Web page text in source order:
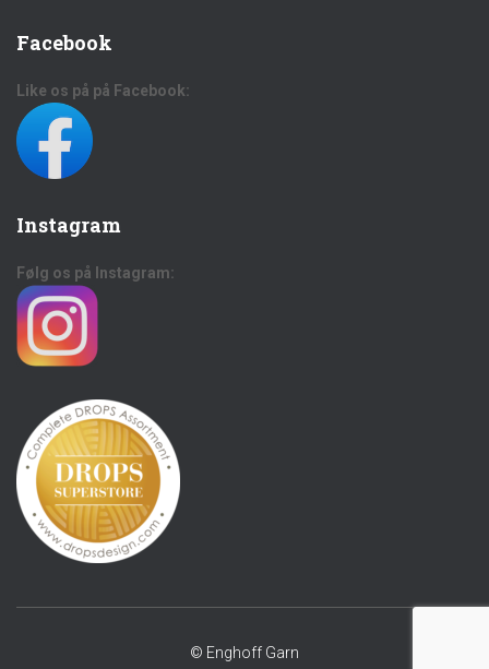
Facebook
Like os på på Facebook:
Instagram
Følg os på Instagram:
© Enghoff Garn